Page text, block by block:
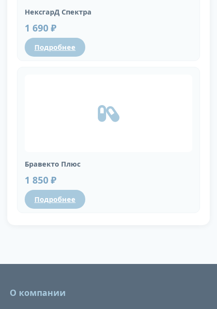
НексгарД Спектра
1 690 ₽
Подробнее
Бравекто Плюс
1 850 ₽
Подробнее
О компании